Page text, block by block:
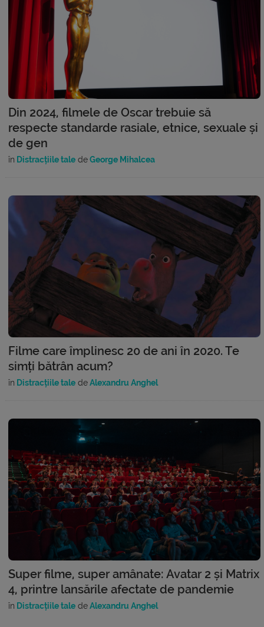
Din 2024, filmele de Oscar trebuie să
respecte standarde rasiale, etnice, sexuale și
de gen
în Distracțiile tale deGeorge Mihalcea
Filme care împlinesc 20 de ani în 2020. Te
simți bătrân acum?
în Distracțiile tale deAlexandru Anghel
Super filme, super amânate: Avatar 2 și Matrix
4, printre lansările afectate de pandemie
în Distracțiile tale deAlexandru Anghel